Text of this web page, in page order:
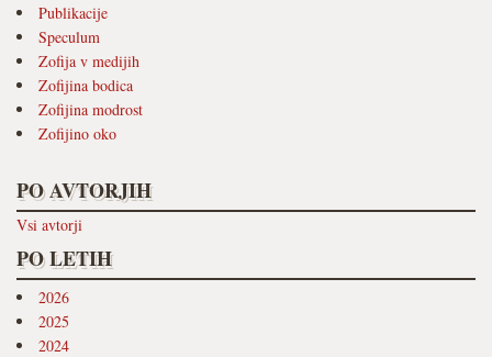
Publikacije
Speculum
Zofija v medijih
Zofijina bodica
Zofijina modrost
Zofijino oko
PO AVTORJIH
Vsi avtorji
PO LETIH
2026
2025
2024